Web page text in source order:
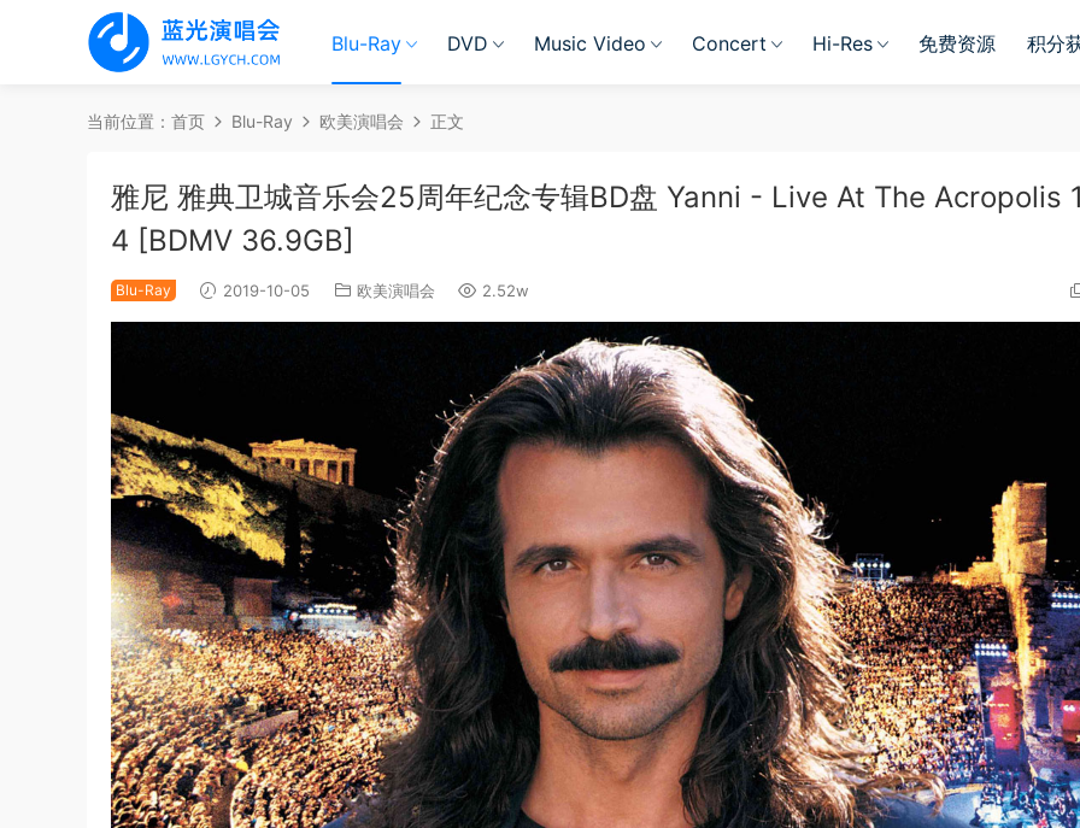
Blu-Ray DVD Music Video Concert Hi-Res 免费资源 积分
当前位置： 首页 Blu-Ray 欧美演唱会 正文
雅尼 雅典卫城音乐会25周年纪念专辑BD盘 Yanni - Live At The Acropolis
4 [BDMV 36.9GB]
Blu-Ray 2019-10-05 欧美演唱会 2.52w